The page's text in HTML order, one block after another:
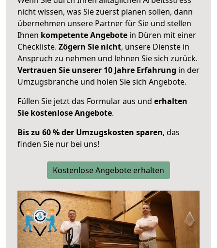
nicht wissen, was Sie zuerst planen sollen, dann
übernehmen unsere Partner für Sie und stellen
Ihnen kompetente Angebote in Düren mit einer
Checkliste. Zögern Sie nicht, unsere Dienste in
Anspruch zu nehmen und lehnen Sie sich zurück.
Vertrauen Sie unserer 10 Jahre Erfahrung in der
Umzugsbranche und holen Sie sich Angebote.
Füllen Sie jetzt das Formular aus und erhalten
Sie kostenlose Angebote.
Bis zu 60 % der Umzugskosten sparen, das
finden Sie nur bei uns!
Kostenlose Angebote erhalten